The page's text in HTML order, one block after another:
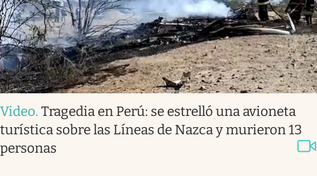
Video. Tragedia en Perú: se estrelló una avioneta
turística sobre las Líneas de Nazca y murieron 13
personas